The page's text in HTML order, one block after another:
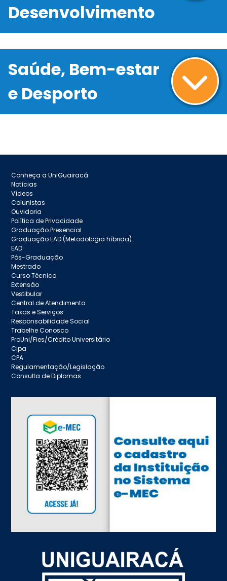
Desenvolvimento
Saúde, Bem-estar
e Desporto
Conheça a UniGuairacá
Notícias
Vídeos
Colunistas
Ouvidoria
Política de Privacidade
Graduação Presencial
Graduação EAD (Metodologia híbrida)
EAD
Pós-Graduação
Mestrado
Curso Técnico
Extensão
Vestibular
Central de Atendimento
Taxas e Serviços
Responsabilidade Social
Trabelhe Conosco
ProUni/Fies/Crédito Universitário
Cipa
CPA
Regulamentação/Legislação
Consulta de Diplomas